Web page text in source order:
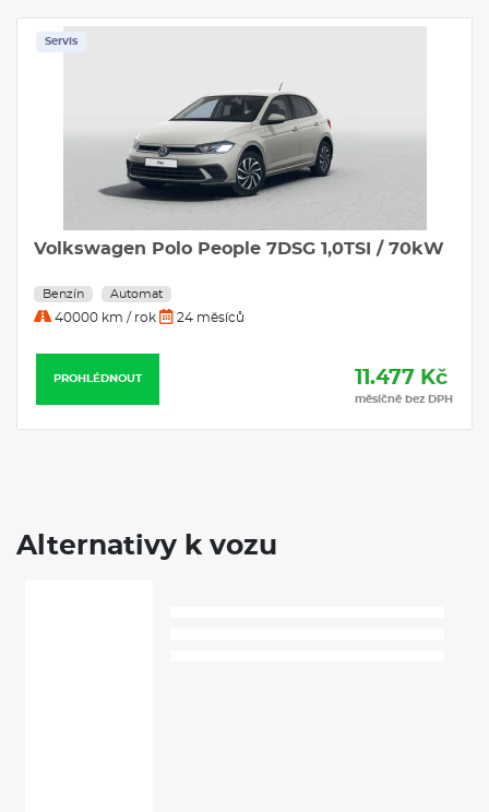
Servis
Volkswagen Polo People 7DSG 1,0TSI / 70kW
Benzín Automat
40000 km / rok 24 měsíců
PROHLÉDNOUT 11.477 Kč
měsíčně bez DPH
Alternativy k vozu